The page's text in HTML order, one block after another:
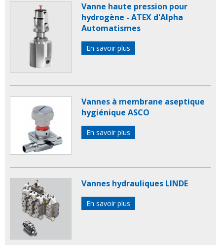
Vanne haute pression pour
hydrogène - ATEX d'Alpha
Automatismes
En savoir plus
Vannes à membrane aseptique
hygiénique ASCO
En savoir plus
Vannes hydrauliques LINDE
En savoir plus